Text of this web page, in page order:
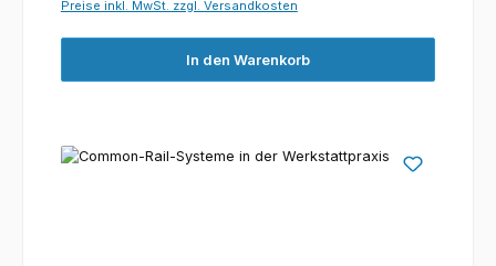
Preise inkl. MwSt. zzgl. Versandkosten
In den Warenkorb